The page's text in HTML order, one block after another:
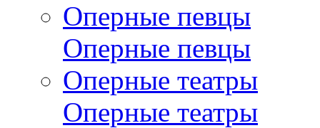
Оперные певцы
Оперные певцы
Оперные театры
Оперные театры